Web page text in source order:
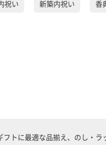
祝い 新築内祝い 香
トに最適な品揃え、のし・